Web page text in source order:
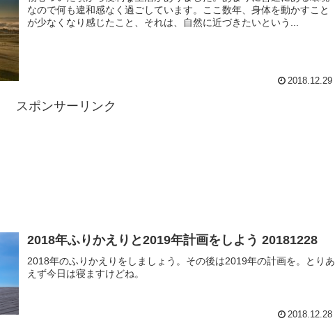
なので何も違和感なく過ごしています。ここ数年、身体を動かすこと
が少なくなり感じたこと、それは、自然に近づきたいという...
2018.12.29
スポンサーリンク
2018年ふりかえりと2019年計画をしよう 20181228
2018年のふりかえりをしましょう。その後は2019年の計画を。とりあ
えず今日は寝ますけどね。
2018.12.28